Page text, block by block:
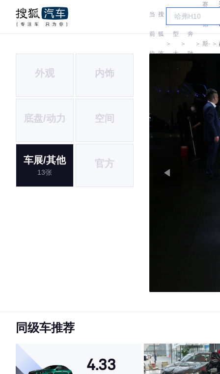
当
前
位
搜
狐
汽
＞
车
型
大
＞
奔
驰
＞
赛
德
斯-
赫
＞
外观 内饰
底盘/动力 空间
车展/其他
13张
官方
同级车推荐
4.33